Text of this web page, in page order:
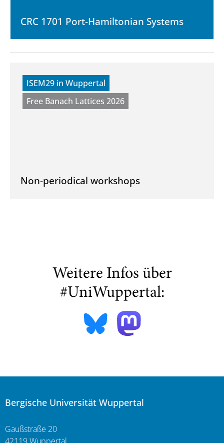
CRC 1701 Port-Hamiltonian Systems
ISEM29 in Wuppertal
Free Banach Lattices 2026
Non-periodical workshops
Weitere Infos über
#UniWuppertal:
Bergische Universität Wuppertal
Gaußstraße 20